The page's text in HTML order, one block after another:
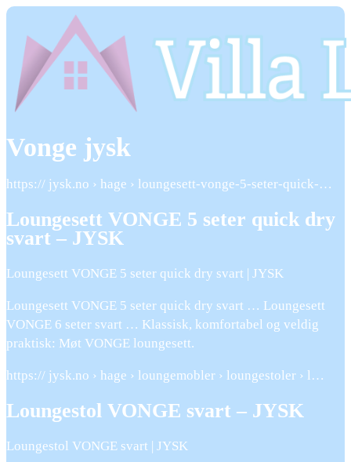
Vonge jysk
https:// jysk.no › hage › loungesett-vonge-5-seter-quick-…
Loungesett VONGE 5 seter quick dry
svart – JYSK
Loungesett VONGE 5 seter quick dry svart | JYSK
Loungesett VONGE 5 seter quick dry svart … Loungesett
VONGE 6 seter svart … Klassisk, komfortabel og veldig
praktisk: Møt VONGE loungesett.
https:// jysk.no › hage › loungemobler › loungestoler › l…
Loungestol VONGE svart – JYSK
Loungestol VONGE svart | JYSK